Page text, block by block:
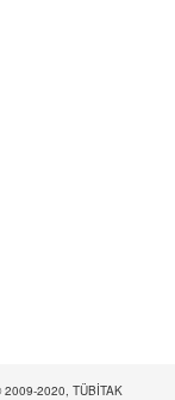
2009-2020, TÜBİTAK